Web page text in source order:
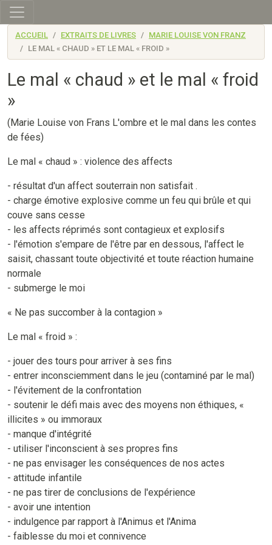
Skip to main content
ACCUEIL EXTRAITS DE LIVRES
MARIE LOUISE VON FRANZ
LE MAL « CHAUD » ET LE MAL « FROID »
Le mal « chaud » et le mal « froid
»
(Marie Louise von Frans L'ombre et le mal dans les contes
de fées)
Le mal « chaud » : violence des affects
- résultat d'un affect souterrain non satisfait .
- charge émotive explosive comme un feu qui brûle et qui
couve sans cesse
- les affects réprimés sont contagieux et explosifs
- l'émotion s'empare de l'être par en dessous, l'affect le
saisit, chassant toute objectivité et toute réaction humaine
normale
- submerge le moi
« Ne pas succomber à la contagion »
Le mal « froid » :
- jouer des tours pour arriver à ses fins
- entrer inconsciemment dans le jeu (contaminé par le mal)
- l'évitement de la confrontation
- soutenir le défi mais avec des moyens non éthiques, «
illicites » ou immoraux
- manque d'intégrité
- utiliser l'inconscient à ses propres fins
- ne pas envisager les conséquences de nos actes
- attitude infantile
- ne pas tirer de conclusions de l'expérience
- avoir une intention
- indulgence par rapport à l'Animus et l'Anima
- faiblesse du moi et connivence